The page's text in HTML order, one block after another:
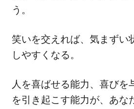
う。
笑いを交えれば、気まずい
しやすくなる。
人を喜ばせる能力、喜びを
を引き起こす能力が、あな